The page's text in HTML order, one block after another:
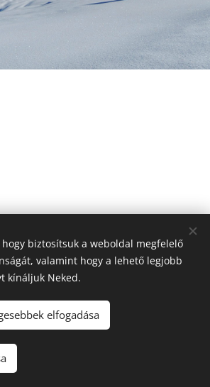
2022 | Üdvözlünk a Tisza-tavon!
biztosítsuk a weboldal megfelelő
valamint hogy a lehető legjobb
kínáljuk Neked.
elfogadása